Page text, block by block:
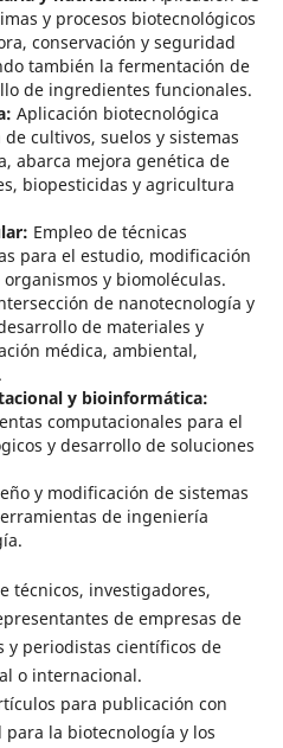
y procesos biotecnológicos
conservación y seguridad
también la fermentación de
de ingredientes funcionales.
Aplicación biotecnológica
cultivos, suelos y sistemas
abarca mejora genética de
biopesticidas y agricultura
Empleo de técnicas
para el estudio, modificación
y biomoléculas.
de nanotecnología y
de materiales y
médica, ambiental,
y bioinformática:
computacionales para el
y desarrollo de soluciones
y modificación de sistemas
de ingeniería
técnicos, investigadores,
de empresas de
y periodistas científicos de
o internacional.
para publicación con
la biotecnología y los